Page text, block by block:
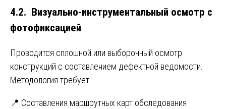
4.2. Визуально-инструментальный осмотр с
фотофиксацией
Проводится сплошной или выборочный осмотр
конструкций с составлением дефектной ведомости.
Методология требует:
📍 Составления маршрутных карт обследования